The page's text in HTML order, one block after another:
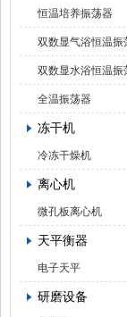
恒温培养振荡器
双数显气浴恒温振
双数显水浴恒温振
全温振荡器
冻干机
冷冻干燥机
离心机
微孔板离心机
天平衡器
电子天平
研磨设备